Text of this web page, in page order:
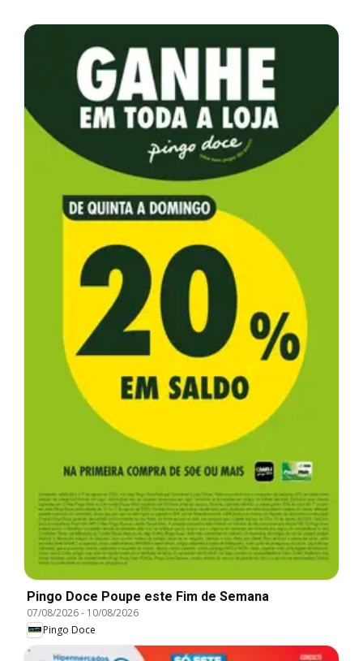
Pingo Doce Poupe este Fim de Semana
07/08/2026- 10/08/2026
Pingo Doce